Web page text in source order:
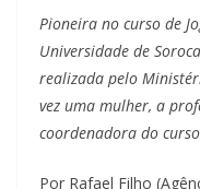
Pioneira no curso de
Universidade de
realizada pelo
vez uma mulher, a
coordenadora do curso
Por Rafael Filho